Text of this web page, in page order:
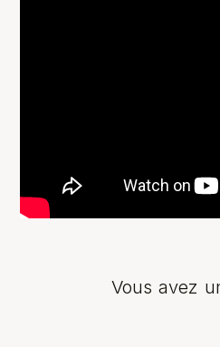
Vous avez